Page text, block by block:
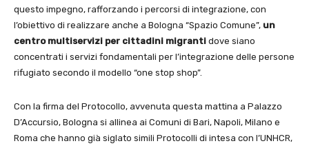
questo impegno, rafforzando i percorsi di integrazione, con
l’obiettivo di realizzare anche a Bologna “Spazio Comune”, un
centro multiservizi per cittadini migranti dove siano
concentrati i servizi fondamentali per l’integrazione delle persone
rifugiato secondo il modello “one stop shop”.
Con la firma del Protocollo, avvenuta questa mattina a Palazzo
D’Accursio, Bologna si allinea ai Comuni di Bari, Napoli, Milano e
Roma che hanno già siglato simili Protocolli di intesa con l’UNHCR,